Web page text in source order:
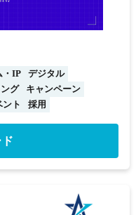
・IP
デジタル
グ
キャンペーン
ント 採用